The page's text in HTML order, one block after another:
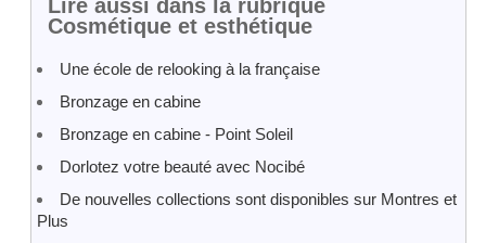
Lire aussi dans la rubrique
Cosmétique et esthétique
Une école de relooking à la française
Bronzage en cabine
Bronzage en cabine - Point Soleil
Dorlotez votre beauté avec Nocibé
De nouvelles collections sont disponibles sur Montres et
Plus